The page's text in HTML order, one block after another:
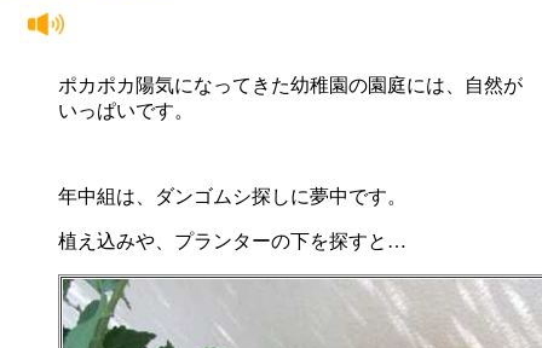
ポカポカ陽気になってきた幼稚園の園庭には、自然が
いっぱいです。
年中組は、ダンゴムシ探しに夢中です。
植え込みや、プランターの下を探すと…